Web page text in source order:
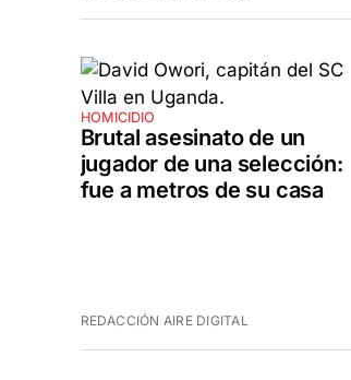
HOMICIDIO
Brutal asesinato de un
jugador de una selección:
fue a metros de su casa
REDACCIÓN AIRE DIGITAL